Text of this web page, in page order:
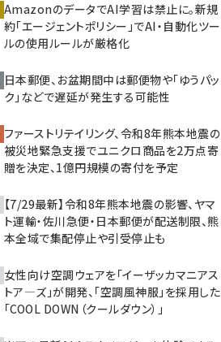
AmazonのデータでAI学習は禁止に。新規
約「エージェントポリシー」でAI・自動化ツー
ルの使用ルールが厳格化
日本郵便、お盆期間中は郵便物や「ゆうパッ
ク」などで遅延が発生する可能性
ファーストリテイリング、令和8年熊本地震の
被災地緊急支援でユニクロ商品を2万点寄
贈を決定、1億円規模の寄付を予定
【7/29最新】令和8年熊本地震の影響、ヤマ
ト運輸・佐川急便・日本郵便が配送制限、熊
本全域で集配停止や引受停止も
女性向け空調ウェアを「イーザッカマニアス
トア―ズ」が開発、「空調風神服」を採用した
「COOL DOWN（クールダウン）」